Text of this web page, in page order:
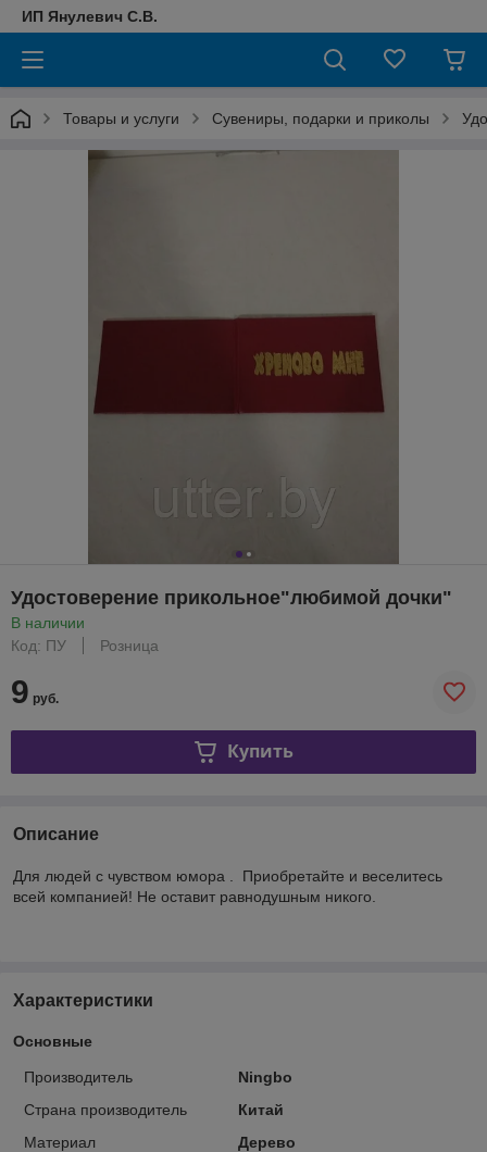
ИП Янулевич С.В.
Товары и услуги Сувениры, подарки и приколы
Удостоверение прикольное"любимой дочки"
В наличии
Код: ПУ
Розница
9 руб.
Купить
Описание
Для людей с чувством юмора . Приобретайте и веселитесь
всей компанией! Не оставит равнодушным никого.
Характеристики
Основные
Производитель
Ningbo
Страна производитель
Китай
Материал
Дерево